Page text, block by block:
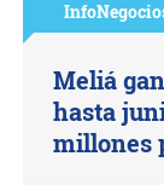
Meliá
hasta
millones